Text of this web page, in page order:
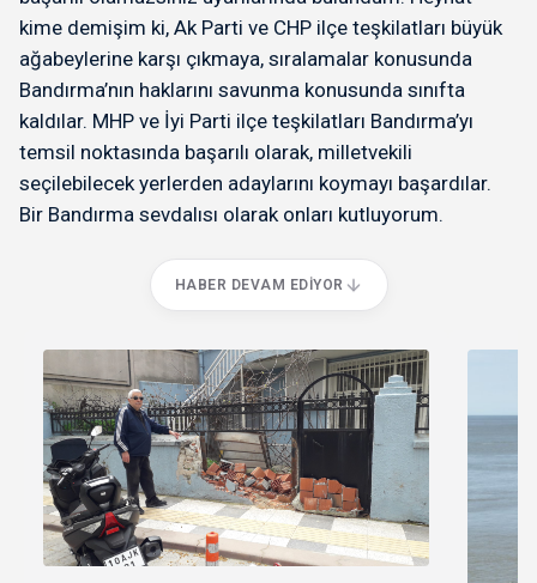
kime demişim ki, Ak Parti ve CHP ilçe teşkilatları büyük
ağabeylerine karşı çıkmaya, sıralamalar konusunda
Bandırma’nın haklarını savunma konusunda sınıfta
kaldılar. MHP ve İyi Parti ilçe teşkilatları Bandırma’yı
temsil noktasında başarılı olarak, milletvekili
seçilebilecek yerlerden adaylarını koymayı başardılar.
Bir Bandırma sevdalısı olarak onları kutluyorum.
HABER DEVAM EDIYOR